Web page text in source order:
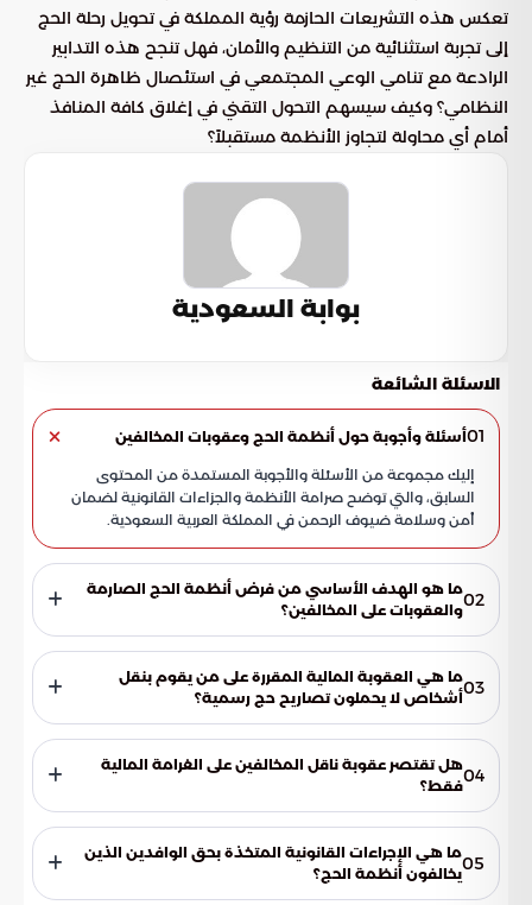
تعكس هذه التشريعات الحازمة رؤية المملكة في تحويل رحلة الحج
إلى تجربة استثنائية من التنظيم والأمان، فهل تنجح هذه التدابير
الرادعة مع تنامي الوعي المجتمعي في استئصال ظاهرة الحج غير
النظامي؟ وكيف سيسهم التحول التقني في إغلاق كافة المنافذ
أمام أي محاولة لتجاوز الأنظمة مستقبلاً؟
بوابة السعودية
الاسئلة الشائعة
01أسئلة وأجوبة حول أنظمة الحج وعقوبات المخالفين
إليك مجموعة من الأسئلة والأجوبة المستمدة من المحتوى
السابق، والتي توضح صرامة الأنظمة والجزاءات القانونية لضمان
أمن وسلامة ضيوف الرحمن في المملكة العربية السعودية.
02ما هو الهدف الأساسي من فرض أنظمة الحج الصارمة
والعقوبات على المخالفين؟
تضع المملكة هذه الأنظمة كأولوية قصوى لضمان أمن وسلامة
ضيوف الرحمن، وتنظيم تدفق الحشود البشرية، بالإضافة إلى رفع
كفاءة الخدمات اللوجستية والأمنية المقدمة للحجاج لحمايتهم03ما هي العقوبة المالية المقررة على من يقوم بنقل
أشخاص لا يحملون تصاريح حج رسمية؟
تصل الغرامات المالية على ناقلي المخالفين إلى 100,000 ريال
سعودي عن كل شخص يتم نقله بطريقة غير نظامية، وهي عقوبة
تهدف إلى ردع كل من يحاول الإخلال بنظام نقل الحجاج.04هل تقتصر عقوبة ناقل المخالفين على الغرامة المالية
فقط؟
لا، بل تشمل العقوبات أيضاً السجن بحق الناقل، والتشهير به في
الوسائل الإعلامية الرسمية المعتمدة، كما يتم إحالة ملفه للقضاء
للنظر في مصادرة المركبة المستخدمة في عملية النقل غير05ما هي الإجراءات القانونية المتخذة بحق الوافدين الذين
يخالفون أنظمة الحج؟